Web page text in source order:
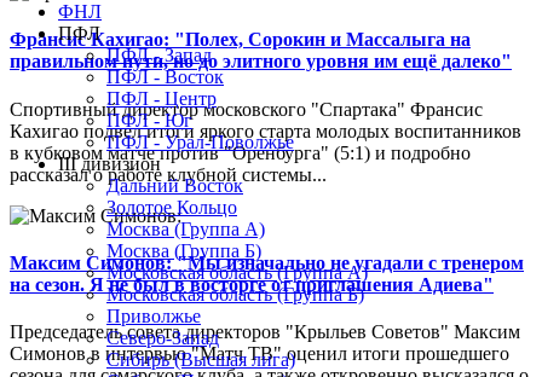
Франсис Кахигао: "Полех, Сорокин и Массалыга на
правильном пути, но до элитного уровня им ещё далеко"
Спортивный директор московского "Спартака" Франсис
Кахигао подвел итоги яркого старта молодых воспитанников
в кубковом матче против "Оренбурга" (5:1) и подробно
рассказал о работе клубной системы...
Максим Симонов: "Мы изначально не угадали с тренером
на сезон. Я не был в восторге от приглашения Адиева"
Председатель совета директоров "Крыльев Советов" Максим
Симонов в интервью "Матч ТВ" оценил итоги прошедшего
ФНЛ
ПФЛ
ПФЛ - Запад
ПФЛ - Восток
ПФЛ - Центр
ПФЛ - Юг
ПФЛ - Урал-Поволжье
III дивизион
Дальний Восток
Золотое Кольцо
Москва (Группа А)
Москва (Группа Б)
Московская область (Группа А)
Московская область (Группа Б)
Приволжье
Северо-Запад
Сибирь (Высшая лига)